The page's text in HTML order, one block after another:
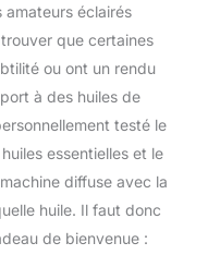
amateurs éclairés
que certaines
ou ont un rendu
à des huiles de
testé le
essentielles et le
diffuse avec la
huile. Il faut donc
de bienvenue :